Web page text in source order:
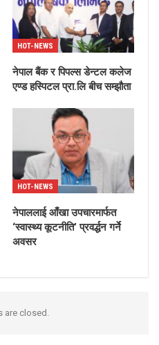
HOT-NEWS
नेपाल बैंक र पिपल्स डेन्टल कलेज
एण्ड हस्पिटल प्रा.लि बीच सम्झौता
HOT-NEWS
नेपाललाई आँखा उपचारमार्फत
‘स्वास्थ्य कूटनीति’ प्रवर्द्धन गर्ने
अवसर
are closed.